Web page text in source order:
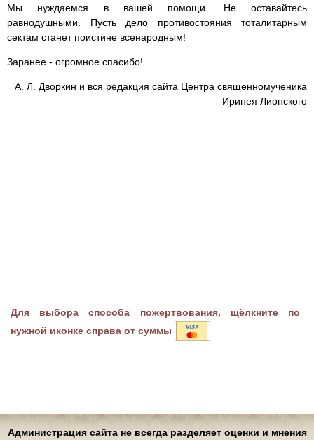
Мы нуждаемся в вашей помощи. Не оставайтесь
равнодушными. Пусть дело противостояния тоталитарным
сектам станет поистине всенародным!
Заранее - огромное спасибо!
А. Л. Дворкин и вся редакция сайта Центра священномученика
Иринея Лионского
Для выбора способа пожертвования, щёлкните по
нужной иконке справа от суммы
Администрация сайта не всегда разделяет оценки и мнения